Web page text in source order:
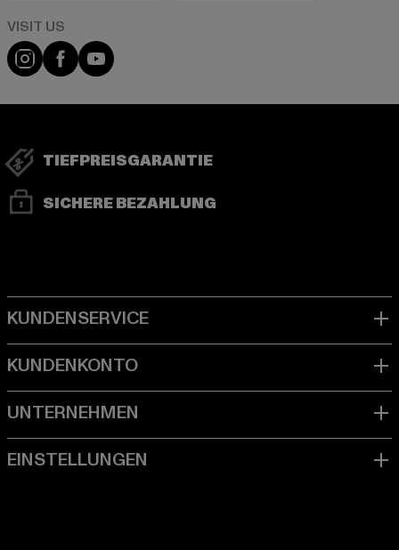
Visit our Instagram page:
Visit our Facebook page:
Visit our YouTube channel:
TIEFPREISGARANTIE
SICHERE BEZAHLUNG